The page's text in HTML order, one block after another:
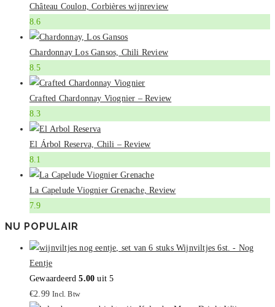
Château Coulon, Corbières wijnreview
8.6
Chardonnay Los Gansos, Chili Review
8.5
Crafted Chardonnay Viognier – Review
8.3
El Árbol Reserva, Chili – Review
8.1
La Capelude Viognier Grenache, Review
7.9
NU POPULAIR
Wijnviltjes 6st. - Nog
Eentje
Gewaardeerd5.00 uit 5
€2.99 Incl. Btw